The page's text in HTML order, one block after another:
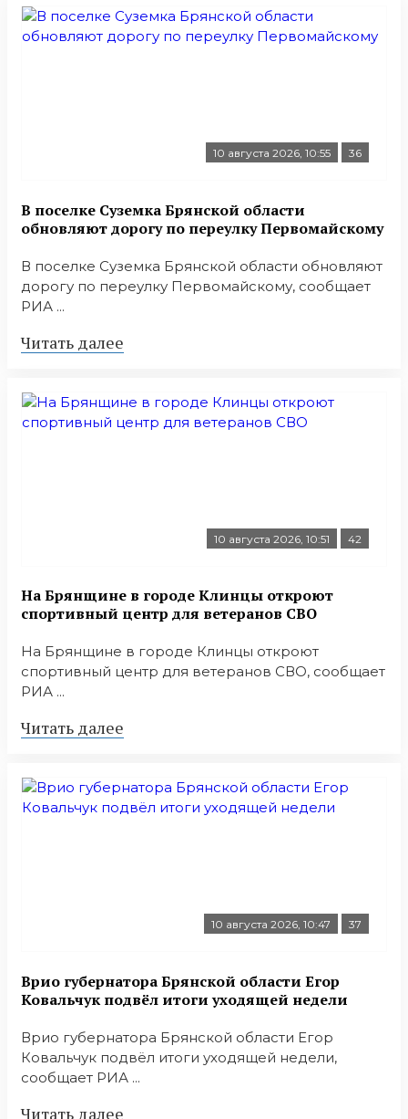
10 августа 2026, 10:55 36
В поселке Суземка Брянской области
обновляют дорогу по переулку Первомайскому
В поселке Суземка Брянской области обновляют
дорогу по переулку Первомайскому, сообщает
РИА ...
Читать далее
10 августа 2026, 10:51 42
На Брянщине в городе Клинцы откроют
спортивный центр для ветеранов СВО
На Брянщине в городе Клинцы откроют
спортивный центр для ветеранов СВО, сообщает
РИА ...
Читать далее
10 августа 2026, 10:47 37
Врио губернатора Брянской области Егор
Ковальчук подвёл итоги уходящей недели
Врио губернатора Брянской области Егор
Ковальчук подвёл итоги уходящей недели,
сообщает РИА ...
Читать далее